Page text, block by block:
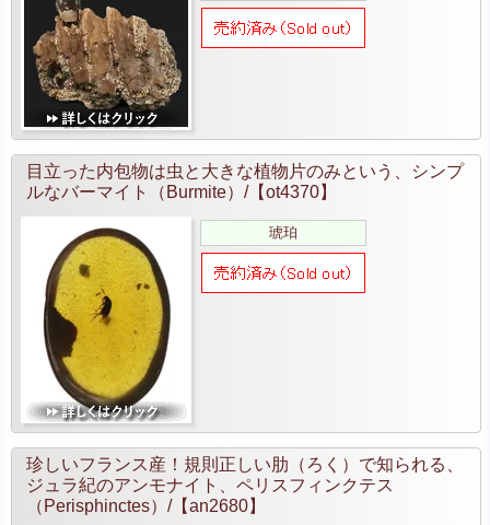
目立った内包物は虫と大きな植物片のみという、シンプ
ルなバーマイト（Burmite）/【ot4370】
琥珀
珍しいフランス産！規則正しい肋（ろく）で知られる、
ジュラ紀のアンモナイト、ペリスフィンクテス
（Perisphinctes）/【an2680】